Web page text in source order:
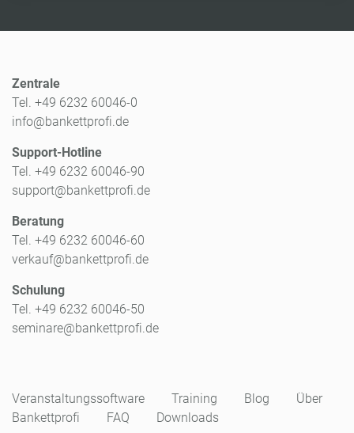
Zentrale
Tel. +49 6232 60046-0
info@bankettprofi.de
Support-Hotline
Tel. +49 6232 60046-90
support@bankettprofi.de
Beratung
Tel. +49 6232 60046-60
verkauf@bankettprofi.de
Schulung
Tel. +49 6232 60046-50
seminare@bankettprofi.de
Veranstaltungssoftware Training Blog
Über
Bankettprofi
FAQ Downloads